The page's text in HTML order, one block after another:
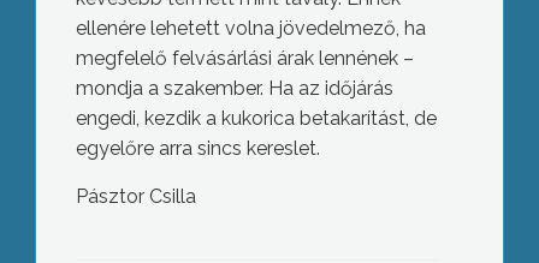
ellenére lehetett volna jövedelmező, ha
megfelelő felvásárlási árak lennének –
mondja a szakember. Ha az időjárás
engedi, kezdik a kukorica betakarítást, de
egyelőre arra sincs kereslet.
Pásztor Csilla